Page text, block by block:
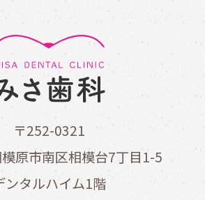
〒252-0321
原市南区相模台7丁目1-5
ンタルハイム1階